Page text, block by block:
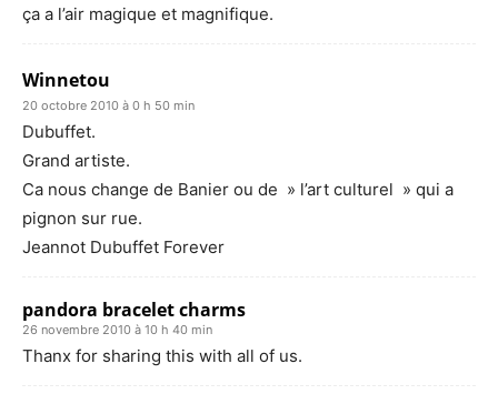
ça a l’air magique et magnifique.
Winnetou
20 octobre 2010 à 0 h 50 min
Dubuffet.
Grand artiste.
Ca nous change de Banier ou de » l’art culturel » qui a
pignon sur rue.
Jeannot Dubuffet Forever
pandora bracelet charms
26 novembre 2010 à 10 h 40 min
Thanx for sharing this with all of us.